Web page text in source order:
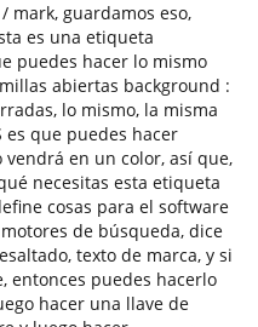
mark, guardamos eso,
es una etiqueta
puedes hacer lo mismo
abiertas background :
lo mismo, la misma
es que puedes hacer
en un color, así que,
necesitas esta etiqueta
cosas para el software
de búsqueda, dice
texto de marca, y si
entonces puedes hacerlo
hacer una llave de